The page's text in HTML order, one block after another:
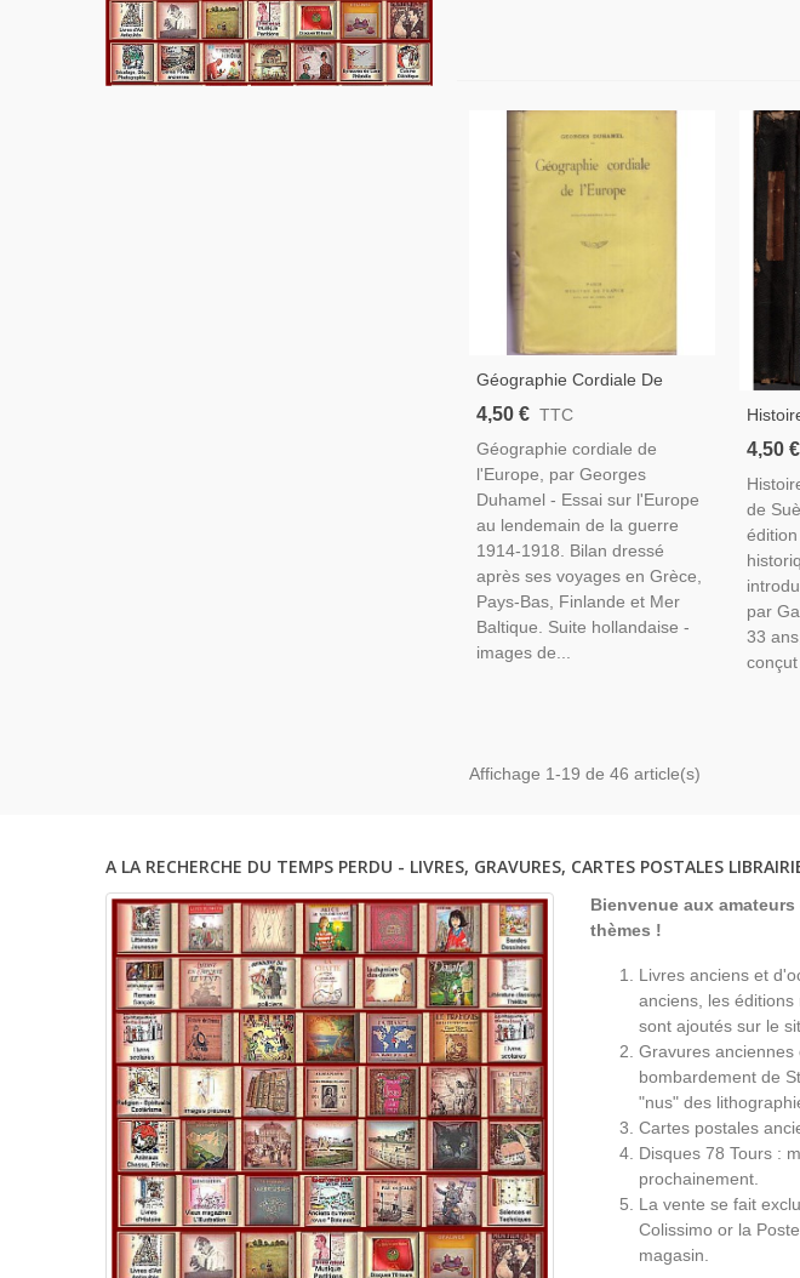
Géographie Cordiale De
L'Europe, Georges Duhamel -
1930
4,50 € TTC
Géographie cordiale de
l'Europe, par Georges
Duhamel - Essai sur l'Europe
au lendemain de la guerre
1914-1918. Bilan dressé
après ses voyages en Grèce,
Pays-Bas, Finlande et Mer
Baltique. Suite hollandaise -
images de...
De
4,50 €
de
par
33
Affichage 1-19 de 46 article(s)
A LA RECHERCHE DU TEMPS PERDU - LIVRES, GRAVURES, CARTES POSTALES
Bienvenue aux
thèmes !
Livres anciens et
anciens, les
sont ajoutés sur le
Gravures
bombardement de
"nus" des
Cartes postales
Disques 78 Tours :
prochainement.
La vente se fait
Colissimo or la
magasin.